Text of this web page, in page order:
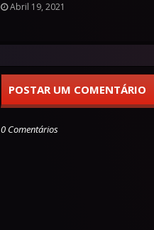
Abril 19, 2021
POSTAR UM COMENTÁRIO
0 Comentários